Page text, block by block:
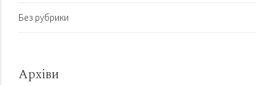
Без рубрики
Архіви